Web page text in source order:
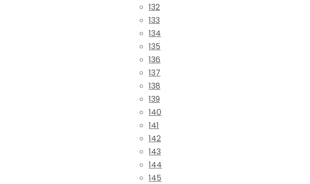
132
133
134
135
136
137
138
139
140
141
142
143
144
145